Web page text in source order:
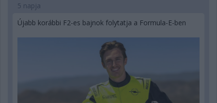
5 napja
Újabb korábbi F2-es bajnok folytatja a Formula-E-ben